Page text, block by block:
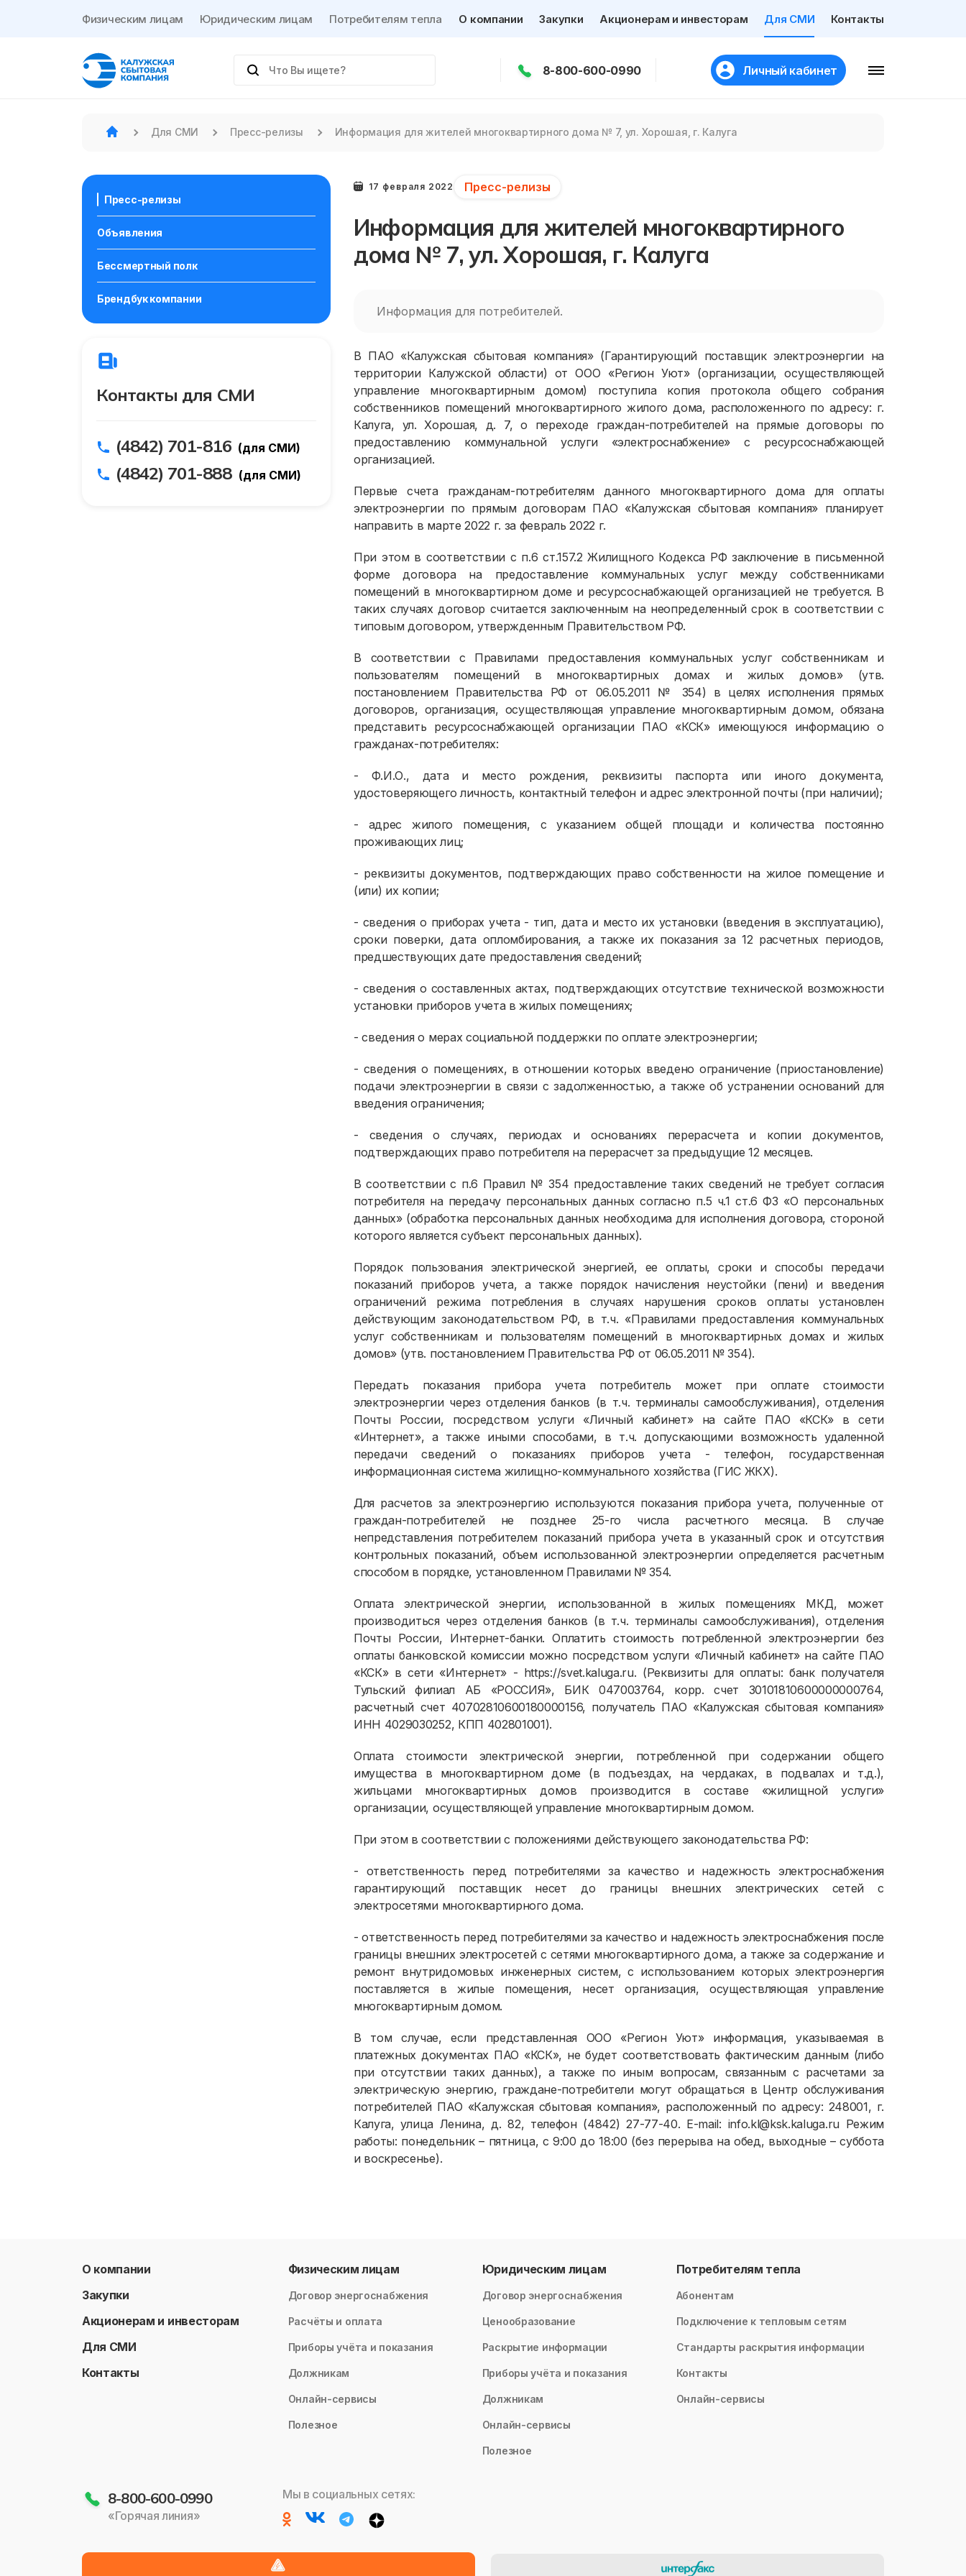
Физическим лицам Юридическим лицам Потребителям тепла О компании Закупки Акционерам и инвесторам Для СМИ Контакты
8-800-600-0990 Личный кабинет
Для СМИ Пресс-релизы Информация для жителей многоквартирного дома № 7, ул. Хорошая, г. Калуга
Пресс-релизы
Объявления
Бессмертный полк
Брендбук компании
Контакты для СМИ
(4842) 701-816 (для СМИ)
(4842) 701-888 (для СМИ)
17 февраля 2022 Пресс-релизы
Информация для жителей многоквартирного
дома № 7, ул. Хорошая, г. Калуга
Информация для потребителей.
В ПАО «Калужская сбытовая компания» (Гарантирующий поставщик электроэнергии на
территории Калужской области) от ООО «Регион Уют» (организации, осуществляющей
управление многоквартирным домом) поступила копия протокола общего собрания
собственников помещений многоквартирного жилого дома, расположенного по адресу: г.
Калуга, ул. Хорошая, д. 7, о переходе граждан-потребителей на прямые договоры по
предоставлению коммунальной услуги «электроснабжение» с ресурсоснабжающей
организацией.
Первые счета гражданам-потребителям данного многоквартирного дома для оплаты
электроэнергии по прямым договорам ПАО «Калужская сбытовая компания» планирует
направить в марте 2022 г. за февраль 2022 г.
При этом в соответствии с п.6 ст.157.2 Жилищного Кодекса РФ заключение в письменной
форме договора на предоставление коммунальных услуг между собственниками
помещений в многоквартирном доме и ресурсоснабжающей организацией не требуется. В
таких случаях договор считается заключенным на неопределенный срок в соответствии с
типовым договором, утвержденным Правительством РФ.
В соответствии с Правилами предоставления коммунальных услуг собственникам и
пользователям помещений в многоквартирных домах и жилых домов» (утв.
постановлением Правительства РФ от 06.05.2011 № 354) в целях исполнения прямых
договоров, организация, осуществляющая управление многоквартирным домом, обязана
представить ресурсоснабжающей организации ПАО «КСК» имеющуюся информацию о
гражданах-потребителях:
- Ф.И.О., дата и место рождения, реквизиты паспорта или иного документа,
удостоверяющего личность, контактный телефон и адрес электронной почты (при наличии);
- адрес жилого помещения, с указанием общей площади и количества постоянно
проживающих лиц;
- реквизиты документов, подтверждающих право собственности на жилое помещение и
(или) их копии;
- сведения о приборах учета - тип, дата и место их установки (введения в эксплуатацию),
сроки поверки, дата опломбирования, а также их показания за 12 расчетных периодов,
предшествующих дате предоставления сведений;
- сведения о составленных актах, подтверждающих отсутствие технической возможности
установки приборов учета в жилых помещениях;
- сведения о мерах социальной поддержки по оплате электроэнергии;
- сведения о помещениях, в отношении которых введено ограничение (приостановление)
подачи электроэнергии в связи с задолженностью, а также об устранении оснований для
введения ограничения;
- сведения о случаях, периодах и основаниях перерасчета и копии документов,
подтверждающих право потребителя на перерасчет за предыдущие 12 месяцев.
В соответствии с п.6 Правил № 354 предоставление таких сведений не требует согласия
потребителя на передачу персональных данных согласно п.5 ч.1 ст.6 ФЗ «О персональных
данных» (обработка персональных данных необходима для исполнения договора, стороной
которого является субъект персональных данных).
Порядок пользования электрической энергией, ее оплаты, сроки и способы передачи
показаний приборов учета, а также порядок начисления неустойки (пени) и введения
ограничений режима потребления в случаях нарушения сроков оплаты установлен
действующим законодательством РФ, в т.ч. «Правилами предоставления коммунальных
услуг собственникам и пользователям помещений в многоквартирных домах и жилых
домов» (утв. постановлением Правительства РФ от 06.05.2011 № 354).
Передать показания прибора учета потребитель может при оплате стоимости
электроэнергии через отделения банков (в т.ч. терминалы самообслуживания), отделения
Почты России, посредством услуги «Личный кабинет» на сайте ПАО «КСК» в сети
«Интернет», а также иными способами, в т.ч. допускающими возможность удаленной
передачи сведений о показаниях приборов учета - телефон, государственная
информационная система жилищно-коммунального хозяйства (ГИС ЖКХ).
Для расчетов за электроэнергию используются показания прибора учета, полученные от
граждан-потребителей не позднее 25-го числа расчетного месяца. В случае
непредставления потребителем показаний прибора учета в указанный срок и отсутствия
контрольных показаний, объем использованной электроэнергии определяется расчетным
способом в порядке, установленном Правилами № 354.
Оплата электрической энергии, использованной в жилых помещениях МКД, может
производиться через отделения банков (в т.ч. терминалы самообслуживания), отделения
Почты России, Интернет-банки. Оплатить стоимость потребленной электроэнергии без
оплаты банковской комиссии можно посредством услуги «Личный кабинет» на сайте ПАО
«КСК» в сети «Интернет» - https://svet.kaluga.ru. (Реквизиты для оплаты: банк получателя
Тульский филиал АБ «РОССИЯ», БИК 047003764, корр. счет 30101810600000000764,
расчетный счет 40702810600180000156, получатель ПАО «Калужская сбытовая компания»
ИНН 4029030252, КПП 402801001).
Оплата стоимости электрической энергии, потребленной при содержании общего
имущества в многоквартирном доме (в подъездах, на чердаках, в подвалах и т.д.),
жильцами многоквартирных домов производится в составе «жилищной услуги»
организации, осуществляющей управление многоквартирным домом.
При этом в соответствии с положениями действующего законодательства РФ:
- ответственность перед потребителями за качество и надежность электроснабжения
гарантирующий поставщик несет до границы внешних электрических сетей с
электросетями многоквартирного дома.
- ответственность перед потребителями за качество и надежность электроснабжения после
границы внешних электросетей с сетями многоквартирного дома, а также за содержание и
ремонт внутридомовых инженерных систем, с использованием которых электроэнергия
поставляется в жилые помещения, несет организация, осуществляющая управление
многоквартирным домом.
В том случае, если представленная ООО «Регион Уют» информация, указываемая в
платежных документах ПАО «КСК», не будет соответствовать фактическим данным (либо
при отсутствии таких данных), а также по иным вопросам, связанным с расчетами за
электрическую энергию, граждане-потребители могут обращаться в Центр обслуживания
потребителей ПАО «Калужская сбытовая компания», расположенный по адресу: 248001, г.
Калуга, улица Ленина, д. 82, телефон (4842) 27-77-40. E-mail: info.kl@ksk.kaluga.ru Режим
работы: понедельник – пятница, с 9:00 до 18:00 (без перерыва на обед, выходные – суббота
и воскресенье).
О компании
Закупки
Акционерам и инвесторам
Для СМИ
Контакты
Физическим лицам
Договор энергоснабжения
Расчёты и оплата
Приборы учёта и показания
Должникам
Онлайн-сервисы
Полезное
Юридическим лицам
Договор энергоснабжения
Ценообразование
Раскрытие информации
Приборы учёта и показания
Должникам
Онлайн-сервисы
Полезное
Потребителям тепла
Абонентам
Подключение к тепловым сетям
Стандарты раскрытия информации
Контакты
Онлайн-сервисы
8-800-600-0990
«Горячая линия»
Мы в социальных сетях: